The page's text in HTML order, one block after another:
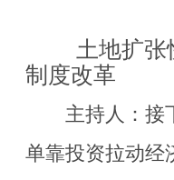
土地扩张快
制度改革
主持人：接下
单靠投资拉动经